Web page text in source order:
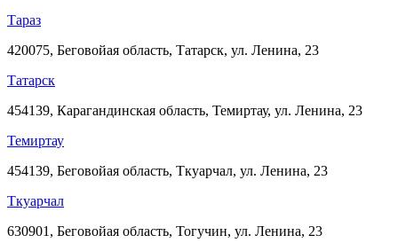
Тараз
420075, Беговойая область, Татарск, ул. Ленина, 23
Татарск
454139, Карагандинская область, Темиртау, ул. Ленина, 23
Темиртау
454139, Беговойая область, Ткуарчал, ул. Ленина, 23
Ткуарчал
630901, Беговойая область, Тогучин, ул. Ленина, 23